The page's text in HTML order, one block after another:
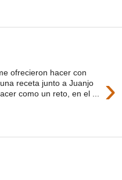
›
ofrecieron hacer con
receta junto a Juanjo
como un reto, en el ...